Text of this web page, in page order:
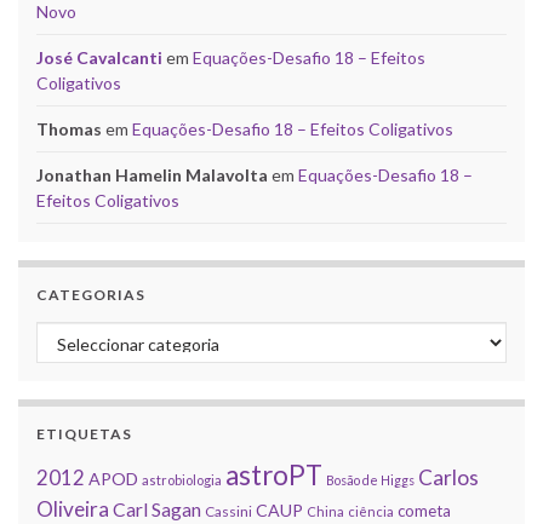
Novo
José Cavalcanti em Equações-Desafio 18 – Efeitos
Coligativos
Thomas em Equações-Desafio 18 – Efeitos Coligativos
Jonathan Hamelin Malavolta em Equações-Desafio 18 –
Efeitos Coligativos
CATEGORIAS
Categorias
ETIQUETAS
2012 APOD astrobiologia astroPT Bosão de Higgs Carlos
Oliveira Carl Sagan Cassini CAUP China ciência cometa